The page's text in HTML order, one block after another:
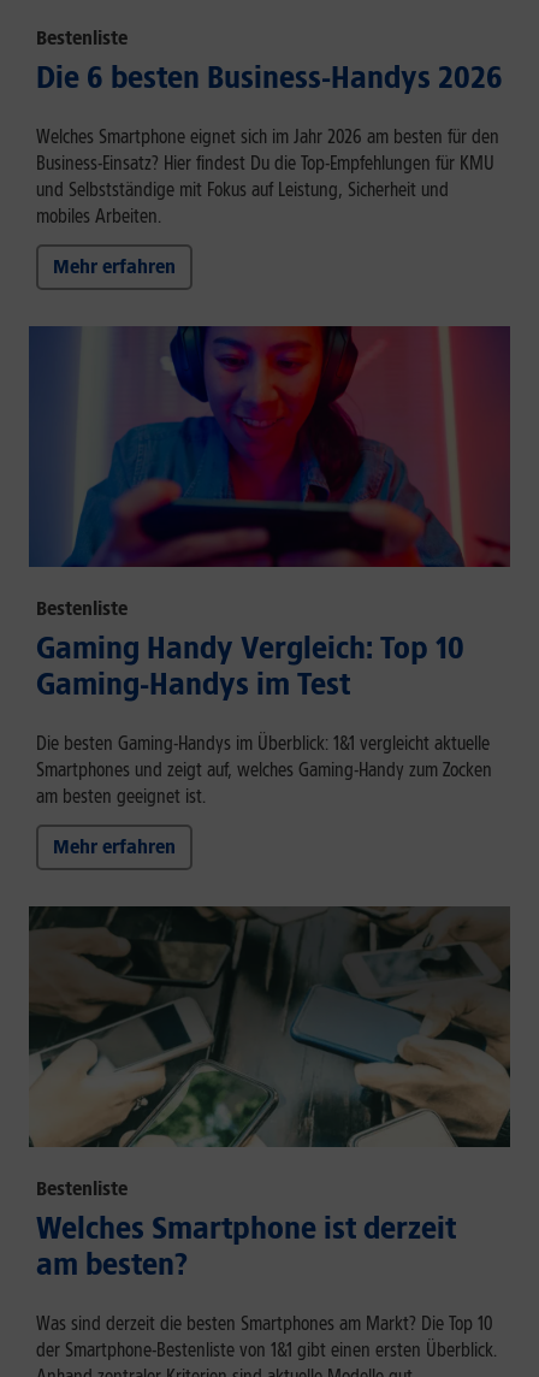
Bestenliste
Die 6 besten Business-Handys 2026
Welches Smartphone eignet sich im Jahr 2026 am besten für den
Business-Einsatz? Hier findest Du die Top-Empfehlungen für KMU
und Selbstständige mit Fokus auf Leistung, Sicherheit und
mobiles Arbeiten.
Mehr erfahren
Bestenliste
Gaming Handy Vergleich: Top 10
Gaming-Handys im Test
Die besten Gaming-Handys im Überblick: 1&1 vergleicht aktuelle
Smartphones und zeigt auf, welches Gaming-Handy zum Zocken
am besten geeignet ist.
Mehr erfahren
Bestenliste
Welches Smartphone ist derzeit
am besten?
Was sind derzeit die besten Smartphones am Markt? Die Top 10
der Smartphone-Bestenliste von 1&1 gibt einen ersten Überblick.